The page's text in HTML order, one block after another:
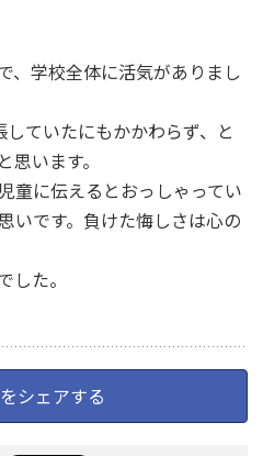
、学校全体に活気がありまし
ていたにもかかわらず、と
います。
童に伝えるとおっしゃってい
いです。負けた悔しさは心の
した。
シェアする